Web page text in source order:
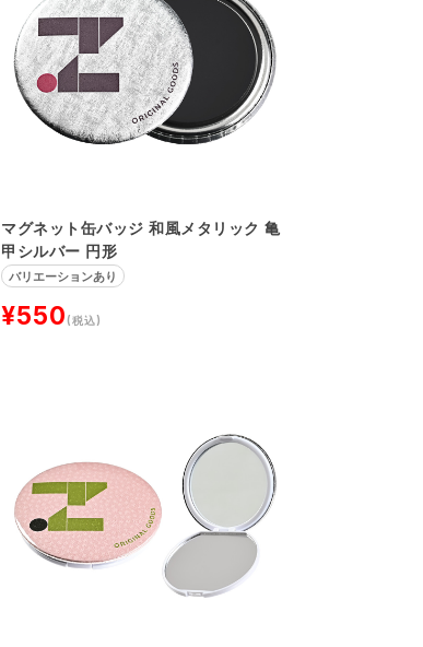
マグネット缶バッジ 和風メタリック 亀
甲シルバー 円形
バリエーションあり
¥550(税込)